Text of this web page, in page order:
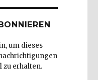
um dieses
zu erhalten.